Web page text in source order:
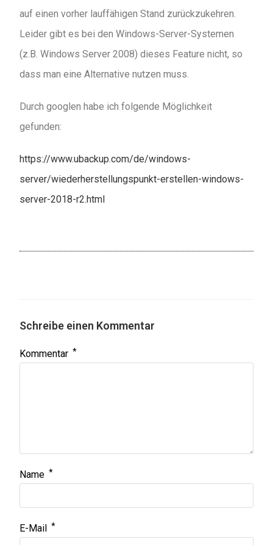
auf einen vorher lauffähigen Stand zurückzukehren.
Leider gibt es bei den Windows-Server-Systemen
(z.B. Windows Server 2008) dieses Feature nicht, so
dass man eine Alternative nutzen muss.
Durch googlen habe ich folgende Möglichkeit
gefunden:
https://www.ubackup.com/de/windows-
server/wiederherstellungspunkt-erstellen-windows-
server-2018-r2.html
Schreibe einen Kommentar
Kommentar *
Name *
E-Mail *